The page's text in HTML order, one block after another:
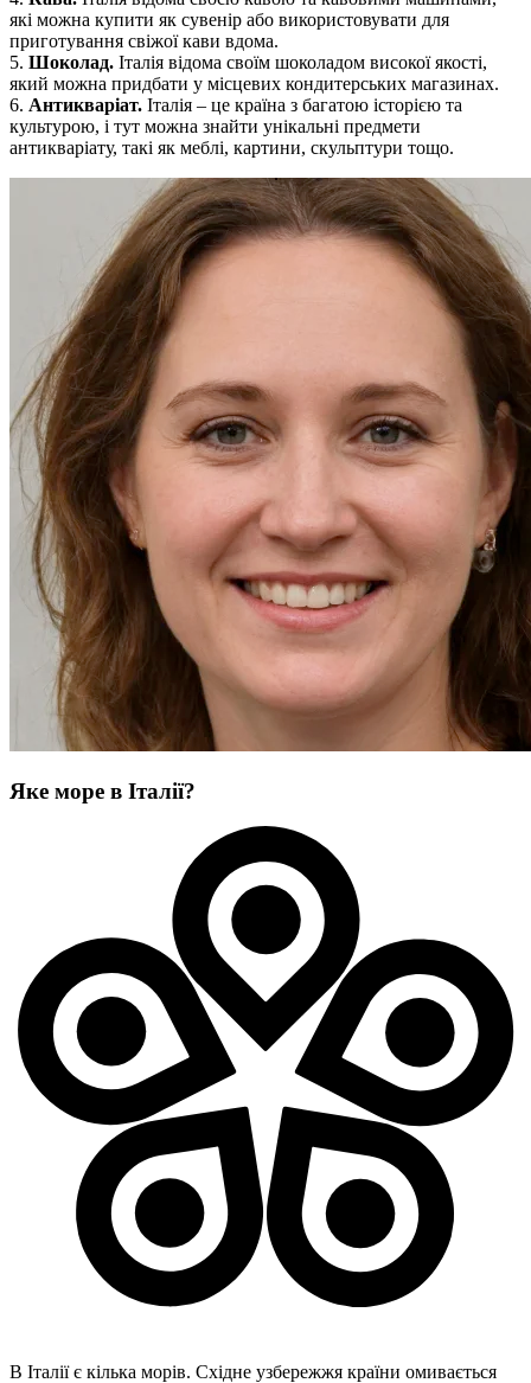
які можна купити як сувенір або використовувати для
приготування свіжої кави вдома.
5. Шоколад. Італія відома своїм шоколадом високої якості,
який можна придбати у місцевих кондитерських магазинах.
6. Антикваріат. Італія – це країна з багатою історією та
культурою, і тут можна знайти унікальні предмети
антикваріату, такі як меблі, картини, скульптури тощо.
Яке море в Італії?
В Італії є кілька морів. Східне узбережжя країни омивається